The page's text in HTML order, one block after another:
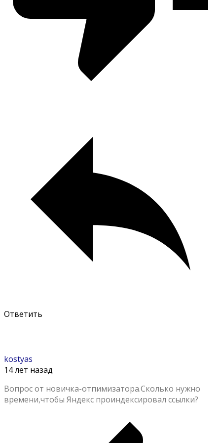
Ответить
kostyas
14 лет назад
Вопрос от новичка-отпимизатора.Сколько нужно
времени,чтобы Яндекс проиндексировал ссылки?